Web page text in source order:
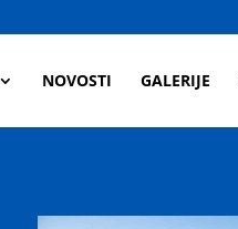
NOVOSTI GALERIJE